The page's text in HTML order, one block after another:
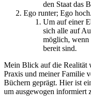
den Staat das
Ego runter; Ego hoch.
Um auf einer
sich alle auf
möglich, wenn
bereit sind.
Mein Blick auf die Realität
Praxis und meiner Familie
Büchern geprägt. Hier ist
um ausgewogen informiert